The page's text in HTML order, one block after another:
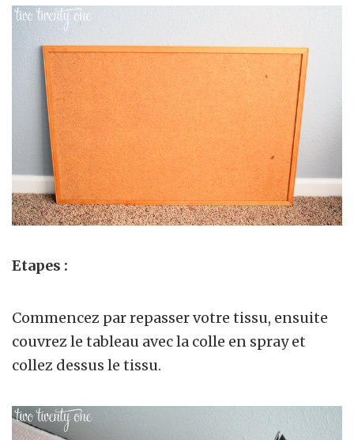
Etapes :
Commencez par repasser votre tissu, ensuite
couvrez le tableau avec la colle en spray et
collez dessus le tissu.